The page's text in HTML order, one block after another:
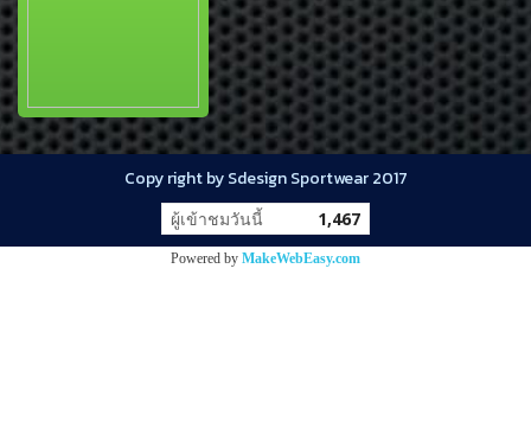
Copy right by Sdesign Sportwear 2017
ผู้เข้าชมวันนี้ 1,467
Powered by MakeWebEasy.com